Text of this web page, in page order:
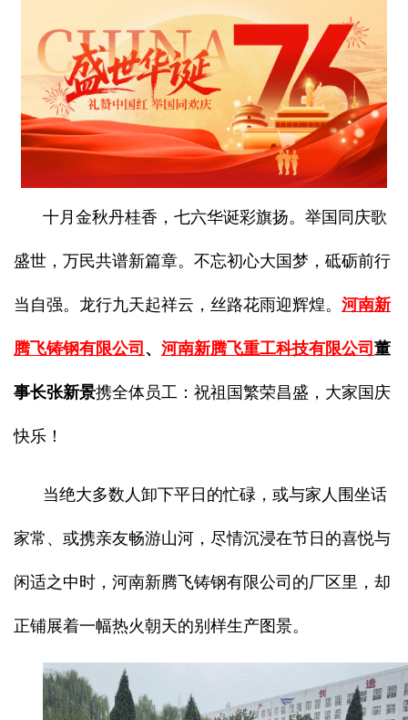
十月金秋丹桂香，七六华诞彩旗扬。举国同庆歌
盛世，万民共谱新篇章。不忘初心大国梦，砥砺前行
当自强。龙行九天起祥云，丝路花雨迎辉煌。 河南新
腾飞铸钢有限公司 、 河南新腾飞重工科技有限公司 董
事长张新景携全体员工：祝祖国繁荣昌盛，大家国庆
快乐！
当绝大多数人卸下平日的忙碌，或与家人围坐话
家常、或携亲友畅游山河，尽情沉浸在节日的喜悦与
闲适之中时，河南新腾飞铸钢有限公司的厂区里，却
正铺展着一幅热火朝天的别样生产图景。